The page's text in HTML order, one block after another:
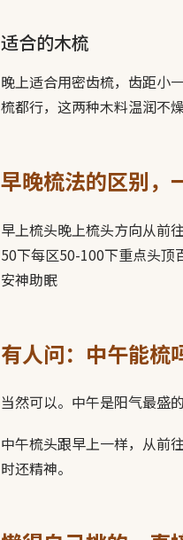
适合的木梳
晚上适合用密齿梳，齿距小
梳都行，这两种木料温润不
早晚梳法的区别，
早上梳头晚上梳头方向从前
50下每区50-100下重点头顶
安神助眠
有人问：中午能梳
当然可以。中午是阳气最盛
中午梳头跟早上一样，从前
时还精神。